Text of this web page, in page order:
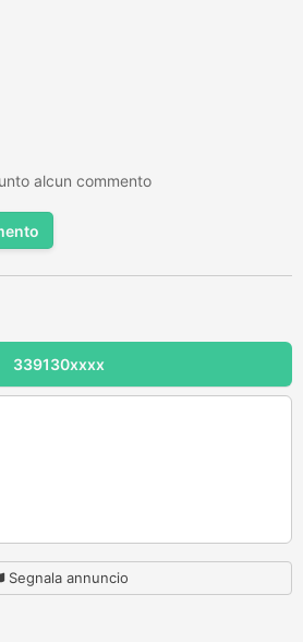
alcun commento
339130xxxx
Segnala annuncio